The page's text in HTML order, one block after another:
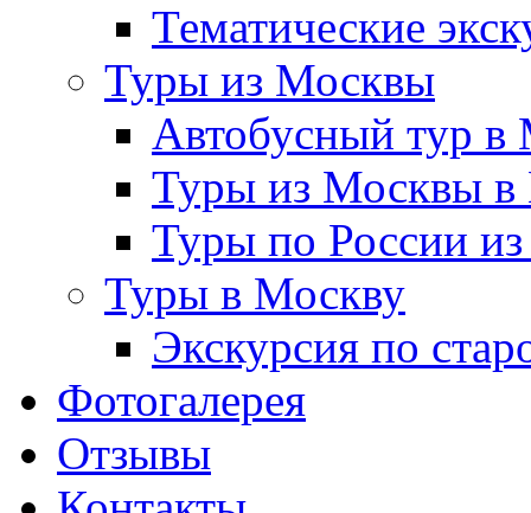
Тематические
Туры из Москвы
Автобусный тур в
Туры из Москвы в
Туры по России
Туры в Москву
Экскурсия по
Фотогалерея
Отзывы